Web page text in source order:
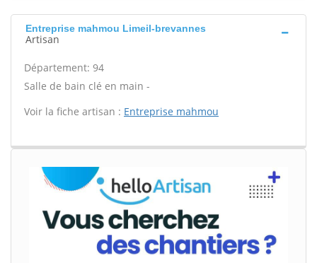
Entreprise mahmou Limeil-brevannes
Artisan
Département: 94
Salle de bain clé en main -
Voir la fiche artisan : Entreprise mahmou